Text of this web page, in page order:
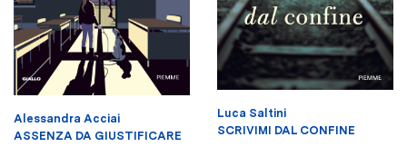
Alessandra Acciai
ASSENZA DA GIUSTIFICARE
Luca Saltini
SCRIVIMI DAL CONFINE